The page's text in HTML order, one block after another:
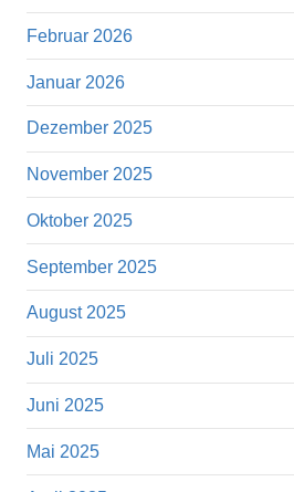
Februar 2026
Januar 2026
Dezember 2025
November 2025
Oktober 2025
September 2025
August 2025
Juli 2025
Juni 2025
Mai 2025